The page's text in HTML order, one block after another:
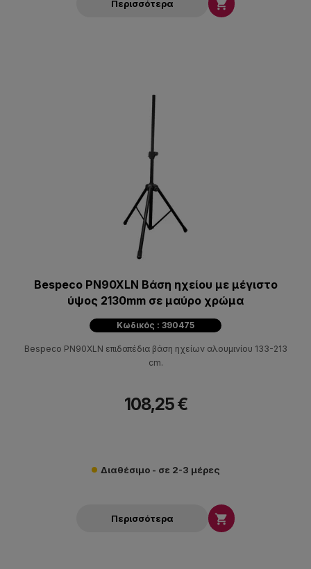
Περισσότερα 
Bespeco PN90XLN Βάση ηχείου με μέγιστο
ύψος 2130mm σε μαύρο χρώμα
Κωδικός : 390475
Bespeco PN90XLN επιδαπέδια βάση ηχείων αλουμινίου 133-213
cm.
108,25 €
Διαθέσιμο - σε 2-3 μέρες
Περισσότερα 